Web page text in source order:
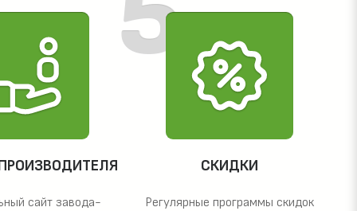
сайт завода-
СКИДКИ
Регулярные программы скидок